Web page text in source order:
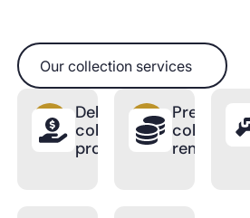
Our collection services
Our collection services
Debt
collection
process
Pre-
collection
reminder